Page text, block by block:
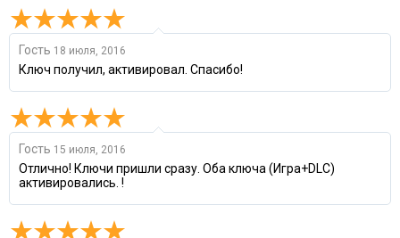
Гость 18 июля, 2016
Ключ получил, активировал. Спасибо!
Гость 15 июля, 2016
Отлично! Ключи пришли сразу. Оба ключа (Игра+DLC)
активировались. !